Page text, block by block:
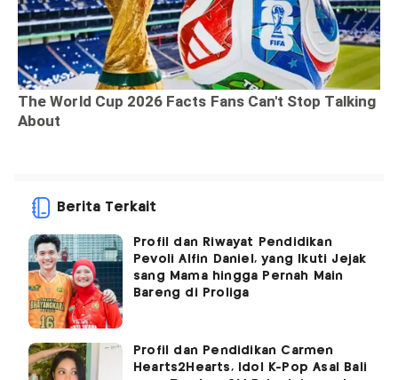
Berita Terkait
Profil dan Riwayat Pendidikan
Pevoli Alfin Daniel, yang Ikuti Jejak
sang Mama hingga Pernah Main
Bareng di Proliga
Profil dan Pendidikan Carmen
Hearts2Hearts, Idol K-Pop Asal Bali